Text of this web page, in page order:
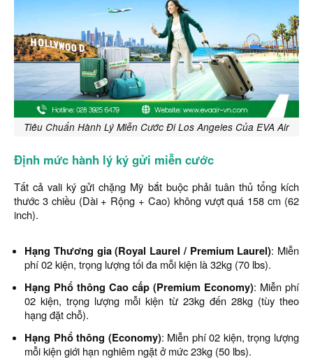
Tiêu Chuẩn Hành Lý Miễn Cước Đi Los Angeles Của EVA Air
Định mức hành lý ký gửi miễn cước
Tất cả vali ký gửi chặng Mỹ bắt buộc phải tuân thủ tổng kích
thước 3 chiều (Dài + Rộng + Cao) không vượt quá 158 cm (62
inch).
Hạng Thương gia (Royal Laurel / Premium Laurel): Miễn
phí 02 kiện, trọng lượng tối đa mỗi kiện là 32kg (70 lbs).
Hạng Phổ thông Cao cấp (Premium Economy): Miễn phí
02 kiện, trọng lượng mỗi kiện từ 23kg đến 28kg (tùy theo
hạng đặt chỗ).
Hạng Phổ thông (Economy): Miễn phí 02 kiện, trọng lượng
mỗi kiện giới hạn nghiêm ngặt ở mức 23kg (50 lbs).